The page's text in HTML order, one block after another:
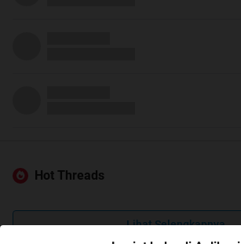
Hot Threads
Lihat Selengkapnya